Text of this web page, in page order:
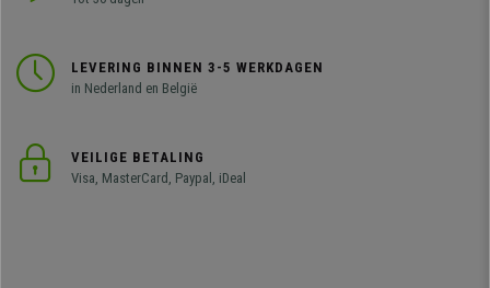
LEVERING BINNEN 3-5 WERKDAGEN
in Nederland en België
VEILIGE BETALING
Visa, MasterCard, Paypal, iDeal